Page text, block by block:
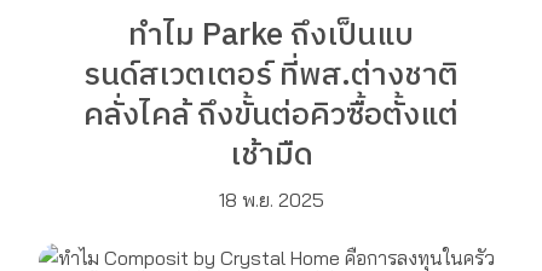
ทำไม Parke ถึงเป็นแบ
รนด์สเวตเตอร์ ที่พส.ต่างชาติ
คลั่งไคล้ ถึงขั้นต่อคิวซื้อตั้งแต่
เช้ามืด
18 พ.ย. 2025